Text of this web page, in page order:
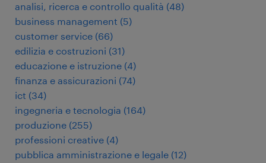
analisi, ricerca e controllo qualità (48)
business management (5)
customer service (66)
edilizia e costruzioni (31)
educazione e istruzione (4)
finanza e assicurazioni (74)
ict (34)
ingegneria e tecnologia (164)
produzione (255)
professioni creative (4)
pubblica amministrazione e legale (12)